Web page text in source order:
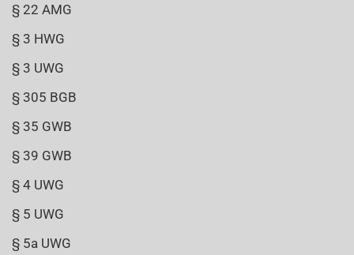
§ 22 AMG
§ 3 HWG
§ 3 UWG
§ 305 BGB
§ 35 GWB
§ 39 GWB
§ 4 UWG
§ 5 UWG
§ 5a UWG